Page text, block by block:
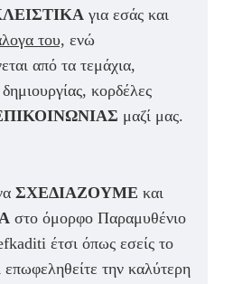
για εσάς και
του, ενώ
από τα τεμάχια,
κορδέλες
μαζί μας.
ΣΧΕΔΙΑΖΟΥΜΕ και
στο όμορφο Παραμυθένιο
έτσι όπως εσείς το
επωφεληθείτε την καλύτερη